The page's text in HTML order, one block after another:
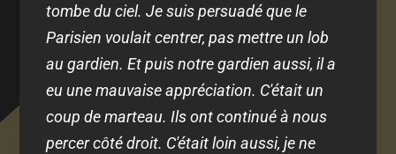
tombe du ciel. Je suis persuadé que le
Parisien voulait centrer, pas mettre un lob
au gardien. Et puis notre gardien aussi, il a
eu une mauvaise appréciation. C'était un
coup de marteau. Ils ont continué à nous
percer côté droit. C'était loin aussi, je ne